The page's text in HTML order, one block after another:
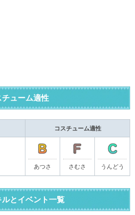
ューム適性
コスチューム適性
あつさ さむさ うんどう
とイベント一覧